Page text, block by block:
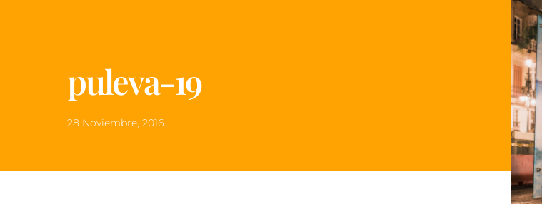
puleva-19
28 Noviembre, 2016